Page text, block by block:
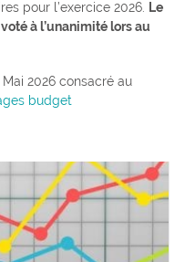
pour l’exercice 2026.
Le
à l’unanimité lors au
2026 consacré au
budget